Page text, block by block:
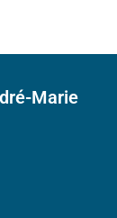
Marie